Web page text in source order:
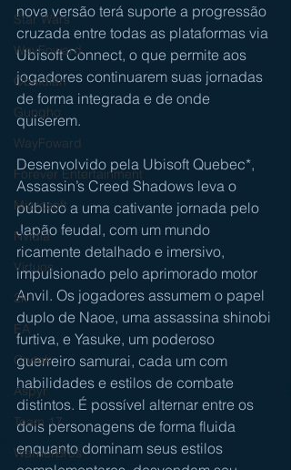
Star Wars
WayFoward
Obsidian
Gungho
WayFoward
Forever Entertainment
Microsoft
Nvidia
Virtuos
2k
EA
Crytek
Aspyr
Team 17
WarnerBros
nova versão terá suporte a progressão
cruzada entre todas as plataformas via
Ubisoft Connect, o que permite aos
jogadores continuarem suas jornadas
de forma integrada e de onde
quiserem.
Desenvolvido pela Ubisoft Quebec*,
Assassin’s Creed Shadows leva o
público a uma cativante jornada pelo
Japão feudal, com um mundo
ricamente detalhado e imersivo,
impulsionado pelo aprimorado motor
Anvil. Os jogadores assumem o papel
duplo de Naoe, uma assassina shinobi
furtiva, e Yasuke, um poderoso
guerreiro samurai, cada um com
habilidades e estilos de combate
distintos. É possível alternar entre os
dois personagens de forma fluida
enquanto dominam seus estilos